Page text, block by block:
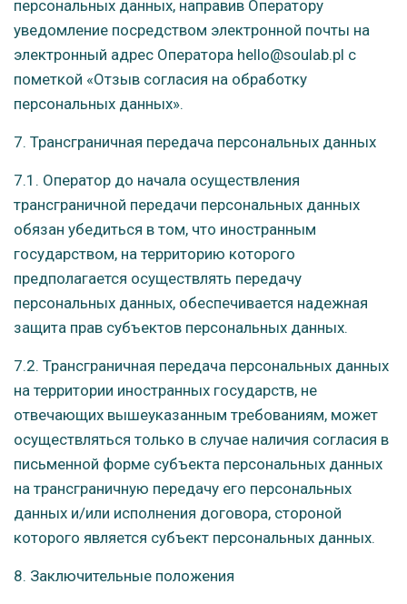
персональных данных, направив Оператору
уведомление посредством электронной почты на
электронный адрес Оператора hello@soulab.pl с
пометкой «Отзыв согласия на обработку
персональных данных».
7. Трансграничная передача персональных данных
7.1. Оператор до начала осуществления
трансграничной передачи персональных данных
обязан убедиться в том, что иностранным
государством, на территорию которого
предполагается осуществлять передачу
персональных данных, обеспечивается надежная
защита прав субъектов персональных данных.
7.2. Трансграничная передача персональных данных
на территории иностранных государств, не
отвечающих вышеуказанным требованиям, может
осуществляться только в случае наличия согласия в
письменной форме субъекта персональных данных
на трансграничную передачу его персональных
данных и/или исполнения договора, стороной
которого является субъект персональных данных.
8. Заключительные положения